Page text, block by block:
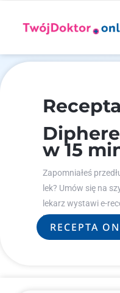
w 15
Zapomniałeś
lek? Umów się na
lekarz wystawi e-
leczenie.
RECEPTA